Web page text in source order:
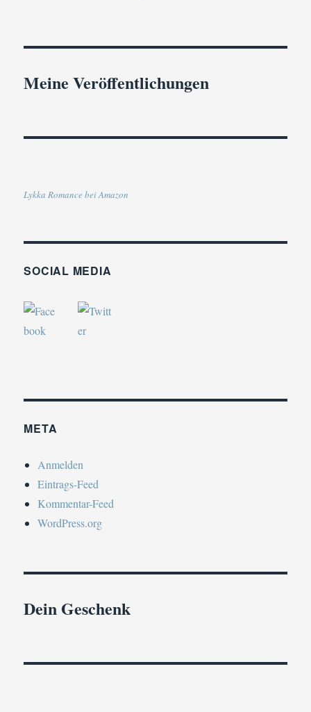
Meine Veröffentlichungen
Lykka Romance bei Amazon
SOCIAL MEDIA
META
Anmelden
Eintrags-Feed
Kommentar-Feed
WordPress.org
Dein Geschenk